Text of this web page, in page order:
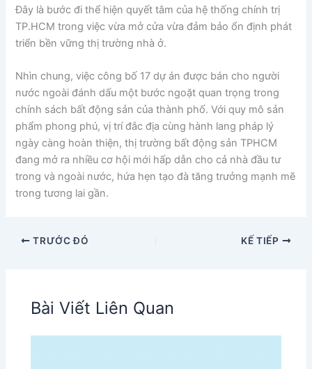
Đây là bước đi thể hiện quyết tâm của hệ thống chính trị
TP.HCM trong việc vừa mở cửa vừa đảm bảo ổn định phát
triển bền vững thị trường nhà ở.
Nhìn chung, việc công bố 17 dự án được bán cho người
nước ngoài đánh dấu một bước ngoặt quan trọng trong
chính sách bất động sản của thành phố. Với quy mô sản
phẩm phong phú, vị trí đắc địa cùng hành lang pháp lý
ngày càng hoàn thiện, thị trường bất động sản TPHCM
đang mở ra nhiều cơ hội mới hấp dẫn cho cả nhà đầu tư
trong và ngoài nước, hứa hẹn tạo đà tăng trưởng mạnh mẽ
trong tương lai gần.
TRƯỚC ĐÓ KẾ TIẾP
Bài Viết Liên Quan